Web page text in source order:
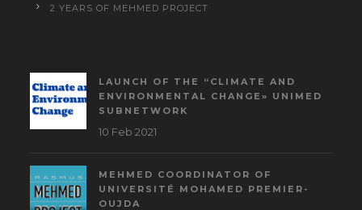
2 YEARS OF MEHMED PROJECT
LAUNCH OF THE “CLIMATE AND
ENVIRONMENTAL CHANGE» UNIMED
SUBNETWORK
10 Feb 2021
MEHMED COORDINATOR OF
UNIVERSITÉ MOHAMED PREMIER-
OUJDA